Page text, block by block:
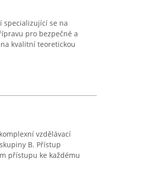
specializující se na
pro bezpečné a
kvalitní teoretickou
vzdělávací
B. Přístup
přístupu ke každému